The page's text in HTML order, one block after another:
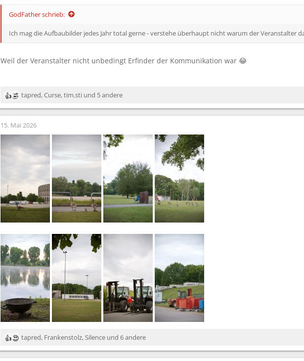
:
GodFather schrieb:
Ich mag die Aufbaubilder jedes Jahr total gerne - verstehe überhaupt nicht warum der Veranstalter
Weil der Veranstalter nicht unbedingt Erfinder der Kommunikation war 😂
R
e
a
k
t
tapred,Curse,tim.sti und 5 andere
15. Mai 2026
R
e
a
tapred, Frankenstolz, Silence und 6 andere